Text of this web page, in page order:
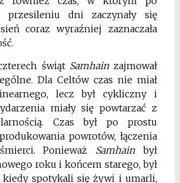
przesileniu dni zaczynały się
coraz wyraźniej zaznaczała
świąt Samhainzajmował
Dla Celtów czas nie miał
lecz był cykliczny i
miały się powtarzać z
Czas był po prostu
powrotów, łączenia
Ponieważ Samhainbył
roku i końcem starego, był
kiedy spotykali się żywi i umarli,